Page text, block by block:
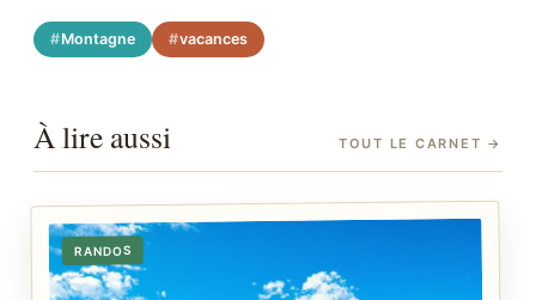
Montagne vacances
À lire aussi TOUT LE CARNET →
RANDOS